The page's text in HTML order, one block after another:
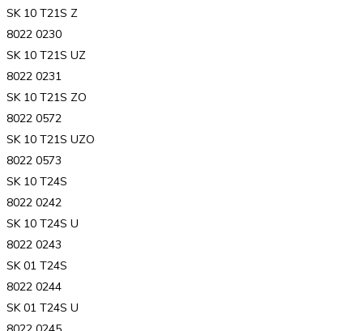
SK 10 T21S Z
8022 0230
SK 10 T21S UZ
8022 0231
SK 10 T21S ZO
8022 0572
SK 10 T21S UZO
8022 0573
SK 10 T24S
8022 0242
SK 10 T24S U
8022 0243
SK 01 T24S
8022 0244
SK 01 T24S U